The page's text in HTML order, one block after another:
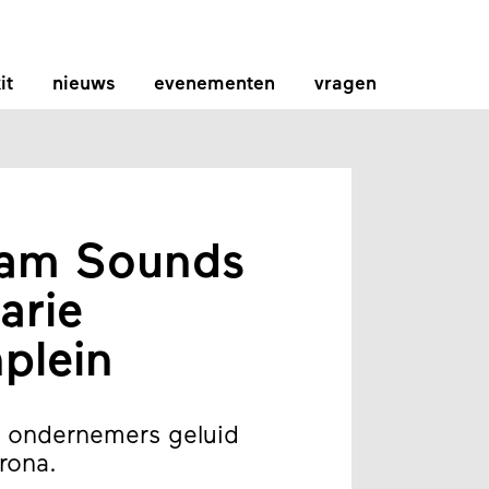
nieuws evenementen vragen
Sounds
geluid